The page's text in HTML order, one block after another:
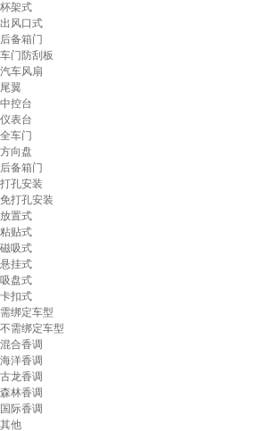
杯架式
出风口式
后备箱门
车门防刮板
汽车风扇
尾翼
中控台
仪表台
全车门
方向盘
后备箱门
打孔安装
免打孔安装
放置式
粘贴式
磁吸式
悬挂式
吸盘式
卡扣式
需绑定车型
不需绑定车型
混合香调
海洋香调
古龙香调
森林香调
国际香调
其他